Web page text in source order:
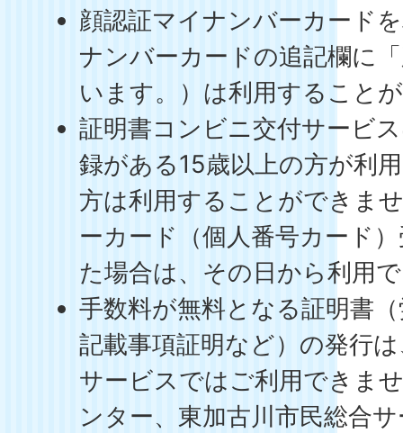
顔認証マイナンバーカード
ナンバーカードの追記欄に
います。）は利用すること
証明書コンビニ交付サービ
録がある15歳以上の方が利
方は利用することができま
ーカード（個人番号カード
た場合は、その日から利用
手数料が無料となる証明書
記載事項証明など）の発行
サービスではご利用できま
ンター、東加古川市民総合